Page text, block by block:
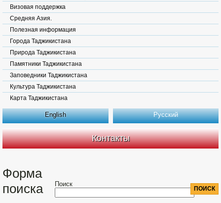
Визовая поддержка
Средняя Азия.
Полезная информация
Города Таджикистана
Природа Таджикистана
Памятники Таджикистана
Заповедники Таджикистана
Культура Таджикистана
Карта Таджикистана
English Русский
Контакты
Форма
поиска
Поиск